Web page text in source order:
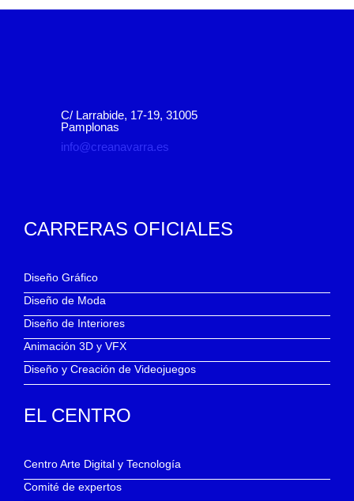
C/ Larrabide, 17-19, 31005
Pamplonas
info@creanavarra.es
CARRERAS OFICIALES
Diseño Gráfico
Diseño de Moda
Diseño de Interiores
Animación 3D y VFX
Diseño y Creación de Videojuegos
EL CENTRO
Centro Arte Digital y Tecnología
Comité de expertos